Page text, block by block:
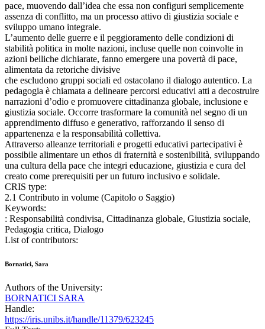
pace, muovendo dall’idea che essa non configuri semplicemente
assenza di conflitto, ma un processo attivo di giustizia sociale e
sviluppo umano integrale.
L’aumento delle guerre e il peggioramento delle condizioni di
stabilità politica in molte nazioni, incluse quelle non coinvolte in
azioni belliche dichiarate, fanno emergere una povertà di pace,
alimentata da retoriche divisive
che escludono gruppi sociali ed ostacolano il dialogo autentico. La
pedagogia è chiamata a delineare percorsi educativi atti a decostruire
narrazioni d’odio e promuovere cittadinanza globale, inclusione e
giustizia sociale. Occorre trasformare la comunità nel segno di un
apprendimento diffuso e generativo, rafforzando il senso di
appartenenza e la responsabilità collettiva.
Attraverso alleanze territoriali e progetti educativi partecipativi è
possibile alimentare un ethos di fraternità e sostenibilità, sviluppando
una cultura della pace che integri educazione, giustizia e cura del
creato come prerequisiti per un futuro inclusivo e solidale.
CRIS type:
2.1 Contributo in volume (Capitolo o Saggio)
Keywords:
: Responsabilità condivisa, Cittadinanza globale, Giustizia sociale,
Pedagogia critica, Dialogo
List of contributors:
Bornatici, Sara
Authors of the University:
BORNATICI SARA
Handle:
https://iris.unibs.it/handle/11379/623245